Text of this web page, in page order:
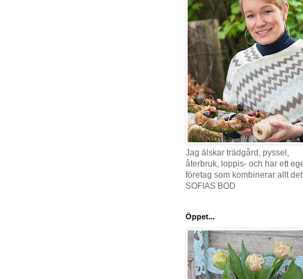
Jag älskar trädgård, pyssel,
återbruk, loppis- och har ett
företag som kombinerar allt
SOFIAS BOD
Öppet...